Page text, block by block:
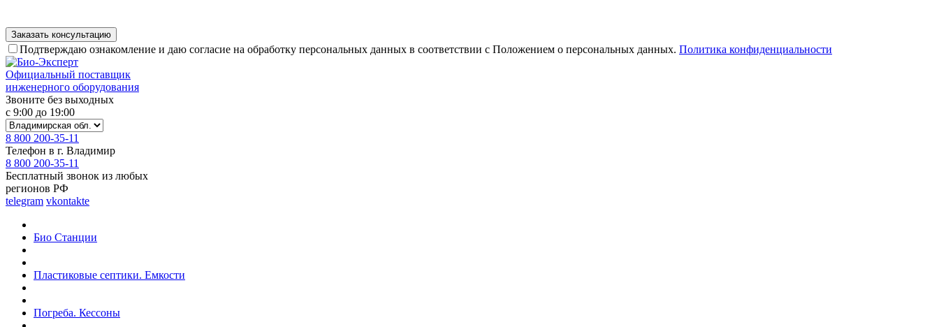
Подтверждаю ознакомление и даю согласие на обработку персональных данных в соответствии с Положением о персональных данных. Политика конфиденциальности
Официальный поставщик
инженерного оборудования
Звоните без выходных
с 9:00 до 19:00
8 800 200-35-11
Телефон в г. Владимир
8 800 200-35-11
Бесплатный звонок из любых
регионов РФ
telegram vkontakte
Био Станции
Пластиковые септики. Емкости
Погреба. Кессоны